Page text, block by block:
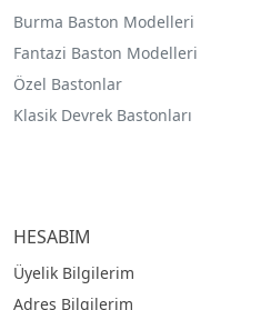
Burma Baston Modelleri
Fantazi Baston Modelleri
Özel Bastonlar
Klasik Devrek Bastonları
HESABIM
Üyelik Bilgilerim
Adres Bilgilerim